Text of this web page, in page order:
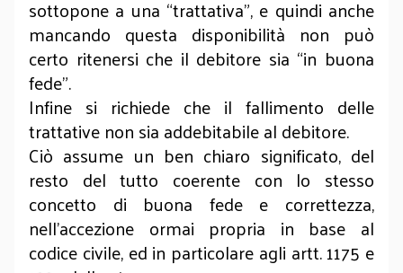
sottopone a una “trattativa”, e quindi anche
mancando questa disponibilità non può
certo ritenersi che il debitore sia “in buona
fede”.
Infine si richiede che il fallimento delle
trattative non sia addebitabile al debitore.
Ciò assume un ben chiaro significato, del
resto del tutto coerente con lo stesso
concetto di buona fede e correttezza,
nell’accezione ormai propria in base al
codice civile, ed in particolare agli artt. 1175 e